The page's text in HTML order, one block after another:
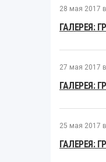
28 мая 2017
ГАЛЕРЕЯ:
27 мая 2017
ГАЛЕРЕЯ:
25 мая 2017
ГАЛЕРЕЯ: